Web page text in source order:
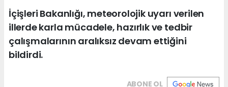
İçişleri Bakanlığı, meteorolojik uyarı verilen
illerde karla mücadele, hazırlık ve tedbir
çalışmalarının aralıksız devam ettiğini
bildirdi.
ABONE OL